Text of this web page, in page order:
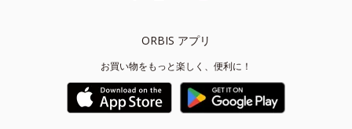
ORBIS アプリ
お買い物をもっと楽しく、便利に！